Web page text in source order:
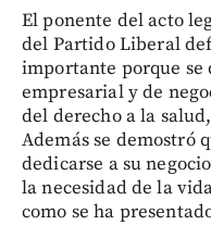
El ponente del acto
del Partido Liberal
importante porque se
empresarial y de
del derecho a la
Además se demostró
dedicarse a su
la necesidad de la
como se ha